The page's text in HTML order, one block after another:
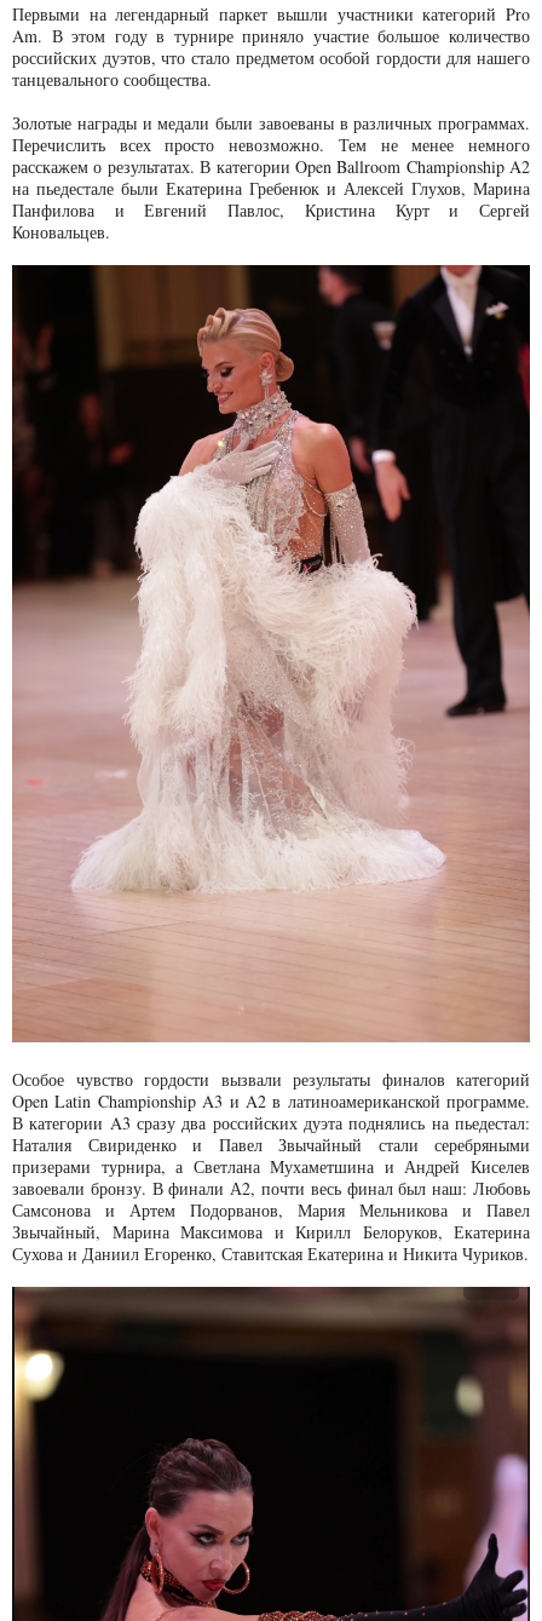
Первыми на легендарный паркет вышли участники категорий Pro
Am. В этом году в турнире приняло участие большое количество
российских дуэтов, что стало предметом особой гордости для нашего
танцевального сообщества.
Золотые награды и медали были завоеваны в различных программах.
Перечислить всех просто невозможно. Тем не менее немного
расскажем о результатах. В категории Open Ballroom Championship A2
на пьедестале были Екатерина Гребенюк и Алексей Глухов, Марина
Панфилова и Евгений Павлос, Кристина Курт и Сергей
Коновальцев.
Особое чувство гордости вызвали результаты финалов категорий
Open Latin Championship A3 и A2 в латиноамериканской программе.
В категории A3 сразу два российских дуэта поднялись на пьедестал:
Наталия Свириденко и Павел Звычайный стали серебряными
призерами турнира, а Светлана Мухаметшина и Андрей Киселев
завоевали бронзу. В финали А2, почти весь финал был наш: Любовь
Самсонова и Артем Подорванов, Мария Мельникова и Павел
Звычайный, Марина Максимова и Кирилл Белоруков, Екатерина
Сухова и Даниил Егоренко, Ставитская Екатерина и Никита Чуриков.